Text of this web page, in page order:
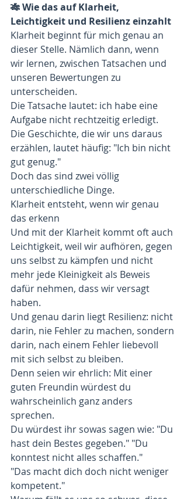
🎋 Wie das auf Klarheit,
Leichtigkeit und Resilienz einzahlt
Klarheit beginnt für mich genau an
dieser Stelle. Nämlich dann, wenn
wir lernen, zwischen Tatsachen und
unseren Bewertungen zu
unterscheiden.
Die Tatsache lautet: ich habe eine
Aufgabe nicht rechtzeitig erledigt.
Die Geschichte, die wir uns daraus
erzählen, lautet häufig: "Ich bin nicht
gut genug."
Doch das sind zwei völlig
unterschiedliche Dinge.
Klarheit entsteht, wenn wir genau
das erkenn
Und mit der Klarheit kommt oft auch
Leichtigkeit, weil wir aufhören, gegen
uns selbst zu kämpfen und nicht
mehr jede Kleinigkeit als Beweis
dafür nehmen, dass wir versagt
haben.
Und genau darin liegt Resilienz: nicht
darin, nie Fehler zu machen, sondern
darin, nach einem Fehler liebevoll
mit sich selbst zu bleiben.
Denn seien wir ehrlich: Mit einer
guten Freundin würdest du
wahrscheinlich ganz anders
sprechen.
Du würdest ihr sowas sagen wie: "Du
hast dein Bestes gegeben." "Du
konntest nicht alles schaffen."
"Das macht dich doch nicht weniger
kompetent."